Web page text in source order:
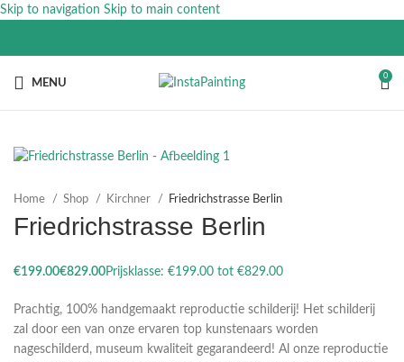
Skip to navigation Skip to main content
MENU
0
Home Shop Kirchner Friedrichstrasse Berlin
Friedrichstrasse Berlin
€ €
Prachtig, 100% handgemaakt reproductie schilderij! Het schilderij
zal door een van onze ervaren top kunstenaars worden
nageschilderd, museum kwaliteit gegarandeerd! Al onze reproductie